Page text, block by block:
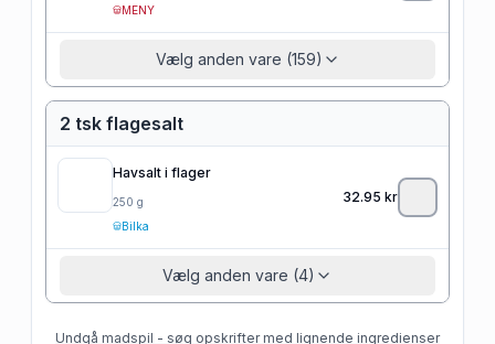
MENY
Vælg anden vare (159)
2 tsk flagesalt
Havsalt i flager
250 g
Bilka
32.95 kr
Vælg anden vare (4)
Undgå madspil - søg opskrifter med lignende ingredienser